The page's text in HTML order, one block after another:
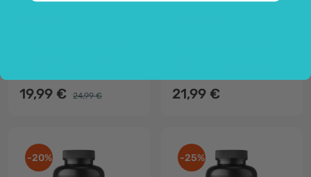
19,99 € 24,99 € 21,99 €
-20% -25%